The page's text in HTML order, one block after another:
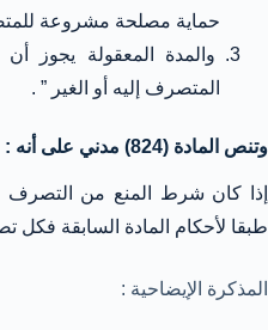
حماية مصلحة مشروعة
والمدة المعقولة يجوز
المتصرف إليه أو الغير ” .
وتنص المادة (824) مدني على أنه :
إذا كان شرط المنع من التصرف
طبقا لأحكام المادة السابقة فكل
المذكرة الإيضاحية :